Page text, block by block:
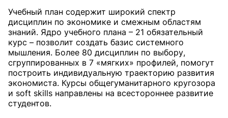
Учебный план содержит широкий спектр
дисциплин по экономике и смежным областям
знаний. Ядро учебного плана – 21 обязательный
курс – позволит создать базис системного
мышления. Более 80 дисциплин по выбору,
сгруппированных в 7 «мягких» профилей, помогут
построить индивидуальную траекторию развития
экономиста. Курсы общегуманитарного кругозора
и soft skills направлены на всестороннее развитие
студентов.